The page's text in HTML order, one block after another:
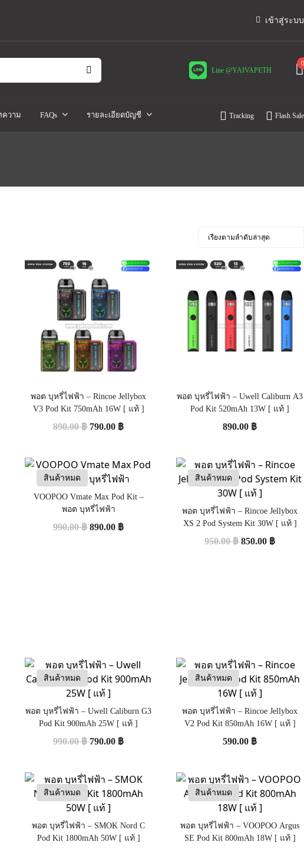
เข้าสู่ระบบ
Line @YAIVAPETH
0
ความ FAQs รายละเอียดบัญชี Tracking Flash Sale
พอต บุหรี่ไฟฟ้า – Rincoe Jellybox
V3 Pod Kit 750mAh 16W [ แท้ ]
890.00฿ 790.00 ฿
พอต บุหรี่ไฟฟ้า – Uwell Caliburn A3
Pod Kit 520mAh 13W [ แท้ ]
890.00 ฿
สินค้าหมด
VOOPOO Vmate Max Pod Kit –
พอต บุหรี่ไฟฟ้า
990.00฿ 890.00 ฿
สินค้าหมด
พอต บุหรี่ไฟฟ้า – Rincoe Jellybox
XS 2 Pod System Kit 30W [ แท้ ]
950.00฿ 850.00 ฿
สินค้าหมด
พอต บุหรี่ไฟฟ้า – Uwell Caliburn G3
Pod Kit 900mAh 25W [ แท้ ]
990.00฿ 790.00 ฿
สินค้าหมด
พอต บุหรี่ไฟฟ้า – Rincoe Jellybox
V2 Pod Kit 850mAh 16W [ แท้ ]
590.00 ฿
สินค้าหมด
พอต บุหรี่ไฟฟ้า – SMOK Nord C
Pod Kit 1800mAh 50W [ แท้ ]
สินค้าหมด
พอต บุหรี่ไฟฟ้า – VOOPOO Argus
SE Pod Kit 800mAh 18W [ แท้ ]